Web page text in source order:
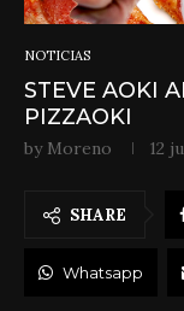
NOTICIAS
STEVE AOKI
PIZZAOKI
by Moreno 12
SHARE
Whatsapp